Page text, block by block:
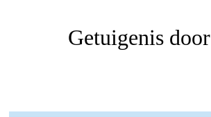
Getuigenis door